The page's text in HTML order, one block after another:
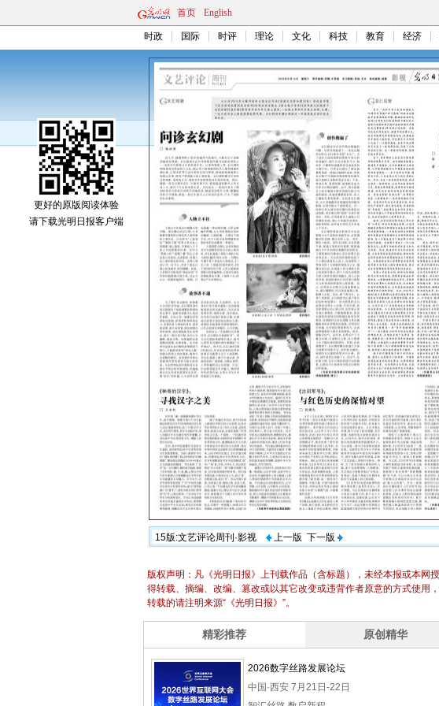
首页 English
时政 国际 时评 理论 文化 科技 教育 经济
15版:文艺评论周刊·影视 上一版 下一版
更好的原版阅读体验
请下载光明日报客户端